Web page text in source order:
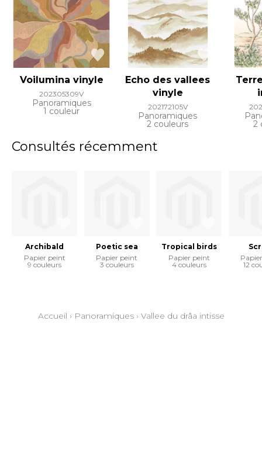
Voilumina vinyle
202305309V
Panoramiques
1 couleur
Echo des vallees
vinyle
202172105V
Panoramiques
2 couleurs 2
Consultés récemment
Archibald
Papier peint
9 couleurs
Poetic sea
Papier peint
3 couleurs
Tropical birds
Papier peint
4 couleurs
12
Accueil › Panoramiques› Vallee du drâa intisse